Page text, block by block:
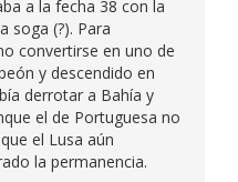
a la fecha 38 con la
soga (?). Para
convertirse en uno de
y descendido en
derrotar a Bahía y
el de Portuguesa no
el Lusa aún
la permanencia.